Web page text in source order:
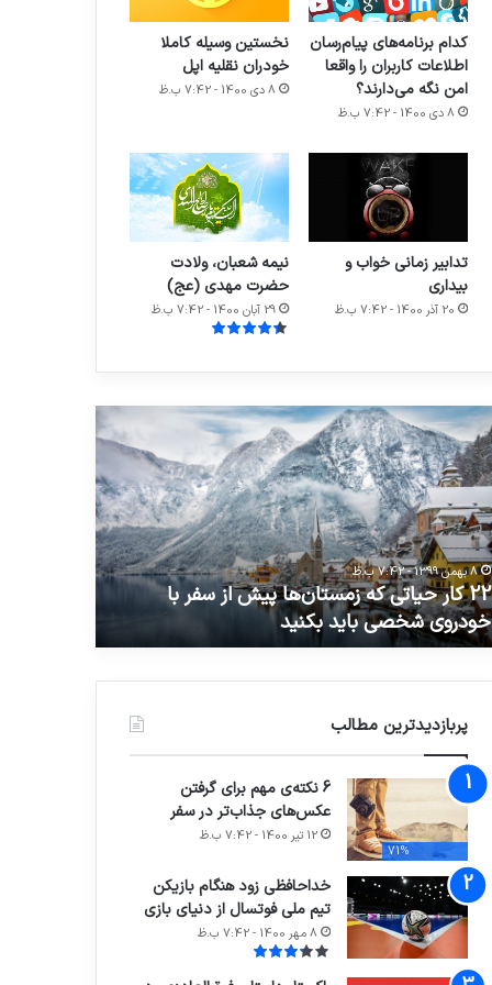
کدام برنامه‌های پیام‌رسان
اطلاعات کاربران را واقعا
امن نگه می‌دارند؟
8 دی 1400 - 7:42 ب.ظ
نخستین وسیله کاملا
خودران نقلیه اپل
8 دی 1400 - 7:42 ب.ظ
تدابیر زمانی خواب و
بیداری
20 آذر 1400 - 7:42 ب.ظ
نیمه شعبان، ولادت
حضرت مهدی (عج)
29 آبان 1400 - 7:42 ب.ظ
20 آذر 1400 - 7:42 ب.ظ
تدابیر زمانی خواب و بیداری
خداحافظی
زود
هنگام
بازیکن
تیم
ملی
فوتسال
از
دنیای
پربازدیدترین مطالب
71%
6 نکته‌ی مهم برای گرفتن
عکس‌های جذاب‌تر در سفر
12 تیر 1400 - 7:42 ب.ظ
خداحافظی زود هنگام بازیکن
تیم ملی فوتسال از دنیای بازی
8 مهر 1400 - 7:42 ب.ظ